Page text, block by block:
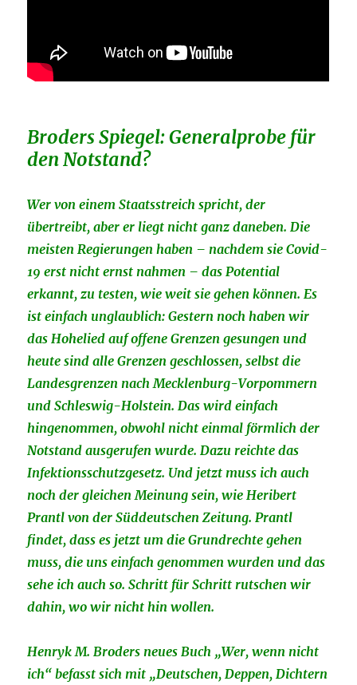
Broders Spiegel: Generalprobe für
den Notstand?
Wer von einem Staatsstreich spricht, der
übertreibt, aber er liegt nicht ganz daneben. Die
meisten Regierungen haben – nachdem sie Covid-
19 erst nicht ernst nahmen – das Potential
erkannt, zu testen, wie weit sie gehen können. Es
ist einfach unglaublich: Gestern noch haben wir
das Hohelied auf offene Grenzen gesungen und
heute sind alle Grenzen geschlossen, selbst die
Landesgrenzen nach Mecklenburg-Vorpommern
und Schleswig-Holstein. Das wird einfach
hingenommen, obwohl nicht einmal förmlich der
Notstand ausgerufen wurde. Dazu reichte das
Infektionsschutzgesetz. Und jetzt muss ich auch
noch der gleichen Meinung sein, wie Heribert
Prantl von der Süddeutschen Zeitung. Prantl
findet, dass es jetzt um die Grundrechte gehen
muss, die uns einfach genommen wurden und das
sehe ich auch so. Schritt für Schritt rutschen wir
dahin, wo wir nicht hin wollen.
Henryk M. Broders neues Buch „Wer, wenn nicht
ich“ befasst sich mit „Deutschen, Deppen, Dichtern